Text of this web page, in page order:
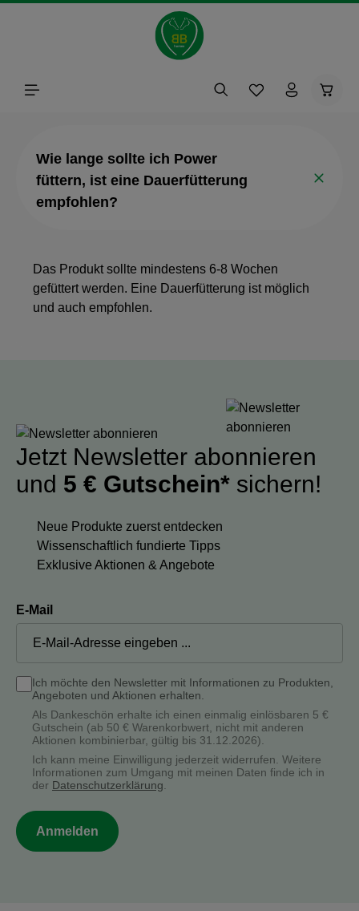
Wie lange sollte ich Power
füttern, ist eine Dauerfütterung
empfohlen?
Das Produkt sollte mindestens 6-8 Wochen
gefüttert werden. Eine Dauerfütterung ist möglich
und auch empfohlen.
Jetzt Newsletter abonnieren
und 5 € Gutschein* sichern!
Neue Produkte zuerst entdecken
Wissenschaftlich fundierte Tipps
Exklusive Aktionen & Angebote
E-Mail
Ich möchte den Newsletter mit Informationen zu Produkten,
Angeboten und Aktionen erhalten.
Als Dankeschön erhalte ich einen einmalig einlösbaren 5 €
Gutschein (ab 50 € Warenkorbwert, nicht mit anderen
Aktionen kombinierbar, gültig bis 31.12.2026).
Ich kann meine Einwilligung jederzeit widerrufen. Weitere
Informationen zum Umgang mit meinen Daten finde ich in
der Datenschutzerklärung.
Anmelden